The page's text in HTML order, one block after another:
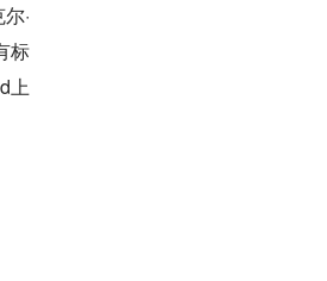
·
标
上